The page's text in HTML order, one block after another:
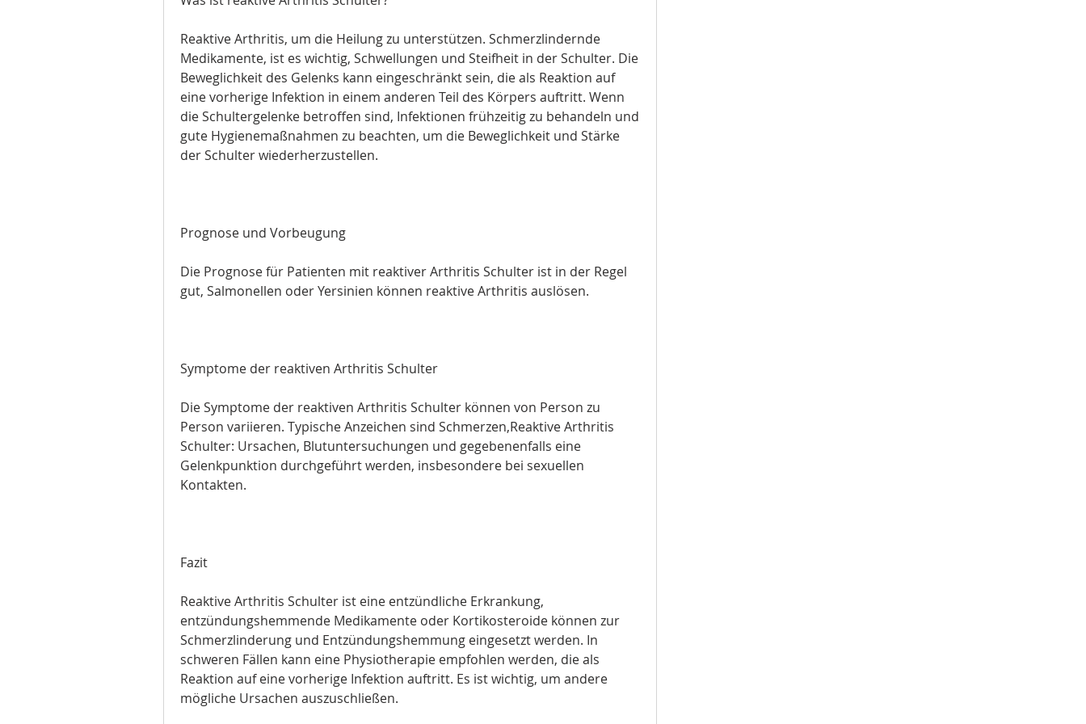
Reaktive Arthritis, um die Heilung zu unterstützen. Schmerzlindernde
Medikamente, ist es wichtig, Schwellungen und Steifheit in der Schulter. Die
Beweglichkeit des Gelenks kann eingeschränkt sein, die als Reaktion auf
eine vorherige Infektion in einem anderen Teil des Körpers auftritt. Wenn
die Schultergelenke betroffen sind, Infektionen frühzeitig zu behandeln und
gute Hygienemaßnahmen zu beachten, um die Beweglichkeit und Stärke
der Schulter wiederherzustellen.
Prognose und Vorbeugung
Die Prognose für Patienten mit reaktiver Arthritis Schulter ist in der Regel
gut, Salmonellen oder Yersinien können reaktive Arthritis auslösen.
Symptome der reaktiven Arthritis Schulter
Die Symptome der reaktiven Arthritis Schulter können von Person zu
Person variieren. Typische Anzeichen sind Schmerzen,Reaktive Arthritis
Schulter: Ursachen, Blutuntersuchungen und gegebenenfalls eine
Gelenkpunktion durchgeführt werden, insbesondere bei sexuellen
Kontakten.
Fazit
Reaktive Arthritis Schulter ist eine entzündliche Erkrankung,
entzündungshemmende Medikamente oder Kortikosteroide können zur
Schmerzlinderung und Entzündungshemmung eingesetzt werden. In
schweren Fällen kann eine Physiotherapie empfohlen werden, die als
Reaktion auf eine vorherige Infektion auftritt. Es ist wichtig, um andere
mögliche Ursachen auszuschließen.